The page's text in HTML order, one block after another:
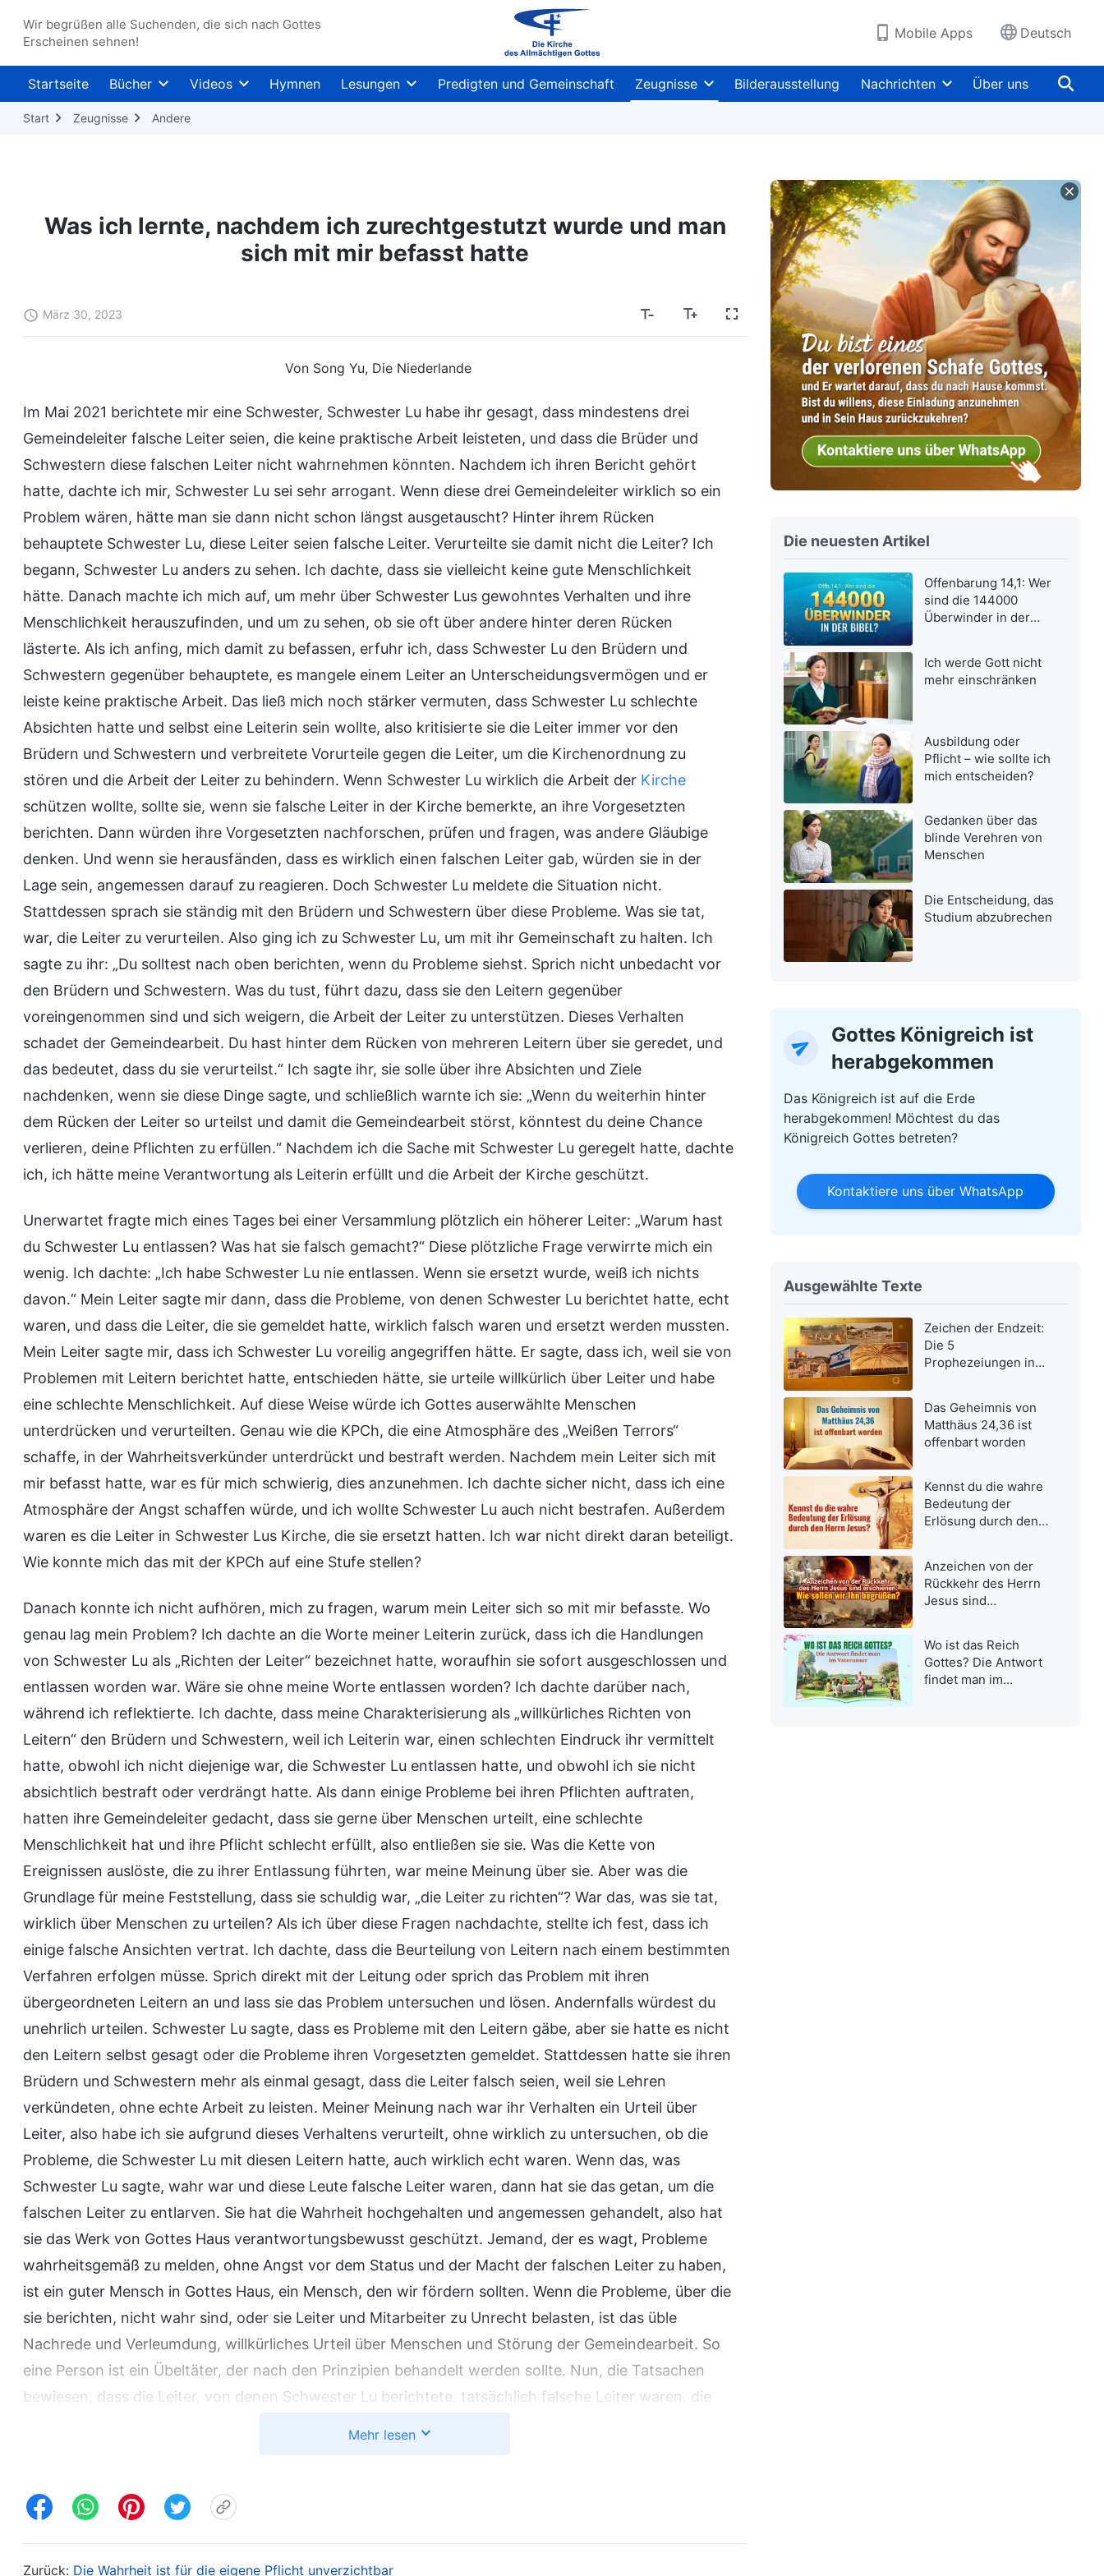
Wir begrüßen alle Suchenden, die sich nach Gottes
Erscheinen sehnen!
Mobile Apps Deutsch
Startseite Bücher Videos Hymnen Lesungen Predigten und Gemeinschaft Zeugnisse Bilderausstellung Nachrichten Über uns
Start Zeugnisse Andere
Was ich lernte, nachdem ich zurechtgestutzt wurde und man
sich mit mir befasst hatte
März 30, 2023
Von Song Yu, Die Niederlande
Im Mai 2021 berichtete mir eine Schwester, Schwester Lu habe ihr gesagt, dass mindestens drei
Gemeindeleiter falsche Leiter seien, die keine praktische Arbeit leisteten, und dass die Brüder und
Schwestern diese falschen Leiter nicht wahrnehmen könnten. Nachdem ich ihren Bericht gehört
hatte, dachte ich mir, Schwester Lu sei sehr arrogant. Wenn diese drei Gemeindeleiter wirklich so ein
Problem wären, hätte man sie dann nicht schon längst ausgetauscht? Hinter ihrem Rücken
behauptete Schwester Lu, diese Leiter seien falsche Leiter. Verurteilte sie damit nicht die Leiter? Ich
begann, Schwester Lu anders zu sehen. Ich dachte, dass sie vielleicht keine gute Menschlichkeit
hätte. Danach machte ich mich auf, um mehr über Schwester Lus gewohntes Verhalten und ihre
Menschlichkeit herauszufinden, und um zu sehen, ob sie oft über andere hinter deren Rücken
lästerte. Als ich anfing, mich damit zu befassen, erfuhr ich, dass Schwester Lu den Brüdern und
Schwestern gegenüber behauptete, es mangele einem Leiter an Unterscheidungsvermögen und er
leiste keine praktische Arbeit. Das ließ mich noch stärker vermuten, dass Schwester Lu schlechte
Absichten hatte und selbst eine Leiterin sein wollte, also kritisierte sie die Leiter immer vor den
Brüdern und Schwestern und verbreitete Vorurteile gegen die Leiter, um die Kirchenordnung zu
stören und die Arbeit der Leiter zu behindern. Wenn Schwester Lu wirklich die Arbeit der Kirche
schützen wollte, sollte sie, wenn sie falsche Leiter in der Kirche bemerkte, an ihre Vorgesetzten
berichten. Dann würden ihre Vorgesetzten nachforschen, prüfen und fragen, was andere Gläubige
denken. Und wenn sie herausfänden, dass es wirklich einen falschen Leiter gab, würden sie in der
Lage sein, angemessen darauf zu reagieren. Doch Schwester Lu meldete die Situation nicht.
Stattdessen sprach sie ständig mit den Brüdern und Schwestern über diese Probleme. Was sie tat,
war, die Leiter zu verurteilen. Also ging ich zu Schwester Lu, um mit ihr Gemeinschaft zu halten. Ich
sagte zu ihr: „Du solltest nach oben berichten, wenn du Probleme siehst. Sprich nicht unbedacht vor
den Brüdern und Schwestern. Was du tust, führt dazu, dass sie den Leitern gegenüber
voreingenommen sind und sich weigern, die Arbeit der Leiter zu unterstützen. Dieses Verhalten
schadet der Gemeindearbeit. Du hast hinter dem Rücken von mehreren Leitern über sie geredet, und
das bedeutet, dass du sie verurteilst.“ Ich sagte ihr, sie solle über ihre Absichten und Ziele
nachdenken, wenn sie diese Dinge sagte, und schließlich warnte ich sie: „Wenn du weiterhin hinter
dem Rücken der Leiter so urteilst und damit die Gemeindearbeit störst, könntest du deine Chance
verlieren, deine Pflichten zu erfüllen.“ Nachdem ich die Sache mit Schwester Lu geregelt hatte, dachte
ich, ich hätte meine Verantwortung als Leiterin erfüllt und die Arbeit der Kirche geschützt.
Unerwartet fragte mich eines Tages bei einer Versammlung plötzlich ein höherer Leiter: „Warum hast
du Schwester Lu entlassen? Was hat sie falsch gemacht?“ Diese plötzliche Frage verwirrte mich ein
wenig. Ich dachte: „Ich habe Schwester Lu nie entlassen. Wenn sie ersetzt wurde, weiß ich nichts
davon.“ Mein Leiter sagte mir dann, dass die Probleme, von denen Schwester Lu berichtet hatte, echt
waren, und dass die Leiter, die sie gemeldet hatte, wirklich falsch waren und ersetzt werden mussten.
Mein Leiter sagte mir, dass ich Schwester Lu voreilig angegriffen hätte. Er sagte, dass ich, weil sie von
Problemen mit Leitern berichtet hatte, entschieden hätte, sie urteile willkürlich über Leiter und habe
eine schlechte Menschlichkeit. Auf diese Weise würde ich Gottes auserwählte Menschen
unterdrücken und verurteilten. Genau wie die KPCh, die eine Atmosphäre des „Weißen Terrors“
schaffe, in der Wahrheitsverkünder unterdrückt und bestraft werden. Nachdem mein Leiter sich mit
mir befasst hatte, war es für mich schwierig, dies anzunehmen. Ich dachte sicher nicht, dass ich eine
Atmosphäre der Angst schaffen würde, und ich wollte Schwester Lu auch nicht bestrafen. Außerdem
waren es die Leiter in Schwester Lus Kirche, die sie ersetzt hatten. Ich war nicht direkt daran beteiligt.
Wie konnte mich das mit der KPCh auf eine Stufe stellen?
Danach konnte ich nicht aufhören, mich zu fragen, warum mein Leiter sich so mit mir befasste. Wo
genau lag mein Problem? Ich dachte an die Worte meiner Leiterin zurück, dass ich die Handlungen
von Schwester Lu als „Richten der Leiter“ bezeichnet hatte, woraufhin sie sofort ausgeschlossen und
entlassen worden war. Wäre sie ohne meine Worte entlassen worden? Ich dachte darüber nach,
während ich reflektierte. Ich dachte, dass meine Charakterisierung als „willkürliches Richten von
Leitern“ den Brüdern und Schwestern, weil ich Leiterin war, einen schlechten Eindruck ihr vermittelt
hatte, obwohl ich nicht diejenige war, die Schwester Lu entlassen hatte, und obwohl ich sie nicht
absichtlich bestraft oder verdrängt hatte. Als dann einige Probleme bei ihren Pflichten auftraten,
hatten ihre Gemeindeleiter gedacht, dass sie gerne über Menschen urteilt, eine schlechte
Menschlichkeit hat und ihre Pflicht schlecht erfüllt, also entließen sie sie. Was die Kette von
Ereignissen auslöste, die zu ihrer Entlassung führten, war meine Meinung über sie. Aber was die
Grundlage für meine Feststellung, dass sie schuldig war, „die Leiter zu richten“? War das, was sie tat,
wirklich über Menschen zu urteilen? Als ich über diese Fragen nachdachte, stellte ich fest, dass ich
einige falsche Ansichten vertrat. Ich dachte, dass die Beurteilung von Leitern nach einem bestimmten
Verfahren erfolgen müsse. Sprich direkt mit der Leitung oder sprich das Problem mit ihren
übergeordneten Leitern an und lass sie das Problem untersuchen und lösen. Andernfalls würdest du
unehrlich urteilen. Schwester Lu sagte, dass es Probleme mit den Leitern gäbe, aber sie hatte es nicht
den Leitern selbst gesagt oder die Probleme ihren Vorgesetzten gemeldet. Stattdessen hatte sie ihren
Brüdern und Schwestern mehr als einmal gesagt, dass die Leiter falsch seien, weil sie Lehren
verkündeten, ohne echte Arbeit zu leisten. Meiner Meinung nach war ihr Verhalten ein Urteil über
Leiter, also habe ich sie aufgrund dieses Verhaltens verurteilt, ohne wirklich zu untersuchen, ob die
Probleme, die Schwester Lu mit diesen Leitern hatte, auch wirklich echt waren. Wenn das, was
Schwester Lu sagte, wahr war und diese Leute falsche Leiter waren, dann hat sie das getan, um die
falschen Leiter zu entlarven. Sie hat die Wahrheit hochgehalten und angemessen gehandelt, also hat
sie das Werk von Gottes Haus verantwortungsbewusst geschützt. Jemand, der es wagt, Probleme
wahrheitsgemäß zu melden, ohne Angst vor dem Status und der Macht der falschen Leiter zu haben,
ist ein guter Mensch in Gottes Haus, ein Mensch, den wir fördern sollten. Wenn die Probleme, über die
sie berichten, nicht wahr sind, oder sie Leiter und Mitarbeiter zu Unrecht belasten, ist das üble
Nachrede und Verleumdung, willkürliches Urteil über Menschen und Störung der Gemeindearbeit. So
eine Person ist ein Übeltäter, der nach den Prinzipien behandelt werden sollte. Nun, die Tatsachen
bewiesen, dass die Leiter, von denen Schwester Lu berichtete, tatsächlich falsche Leiter waren, die
nicht leichtfertig beschuldigt und verleumdet zu werden. Damals habe ich nicht verstanden, was es
Mehr lesen
Zurück: Die Wahrheit ist für die eigene Pflicht unverzichtbar
Die neuesten Artikel
Offenbarung 14,1: Wer
sind die 144000
Überwinder in der
Ich werde Gott nicht
mehr einschränken
Ausbildung oder
Pflicht – wie sollte ich
mich entscheiden?
Gedanken über das
blinde Verehren von
Menschen
Die Entscheidung, das
Studium abzubrechen
Gottes Königreich ist
herabgekommen
Das Königreich ist auf die Erde
herabgekommen! Möchtest du das
Königreich Gottes betreten?
Kontaktiere uns über WhatsApp
Ausgewählte Texte
Zeichen der Endzeit:
Die 5
Prophezeiungen in
Herrn Jesus wurden
erfüllt
Das Geheimnis von
Matthäus 24,36 ist
offenbart worden
Kennst du die wahre
Bedeutung der
Erlösung durch den
Anzeichen von der
Rückkehr des Herrn
Jesus sind
begrüßen?
Wo ist das Reich
Gottes? Die Antwort
findet man im